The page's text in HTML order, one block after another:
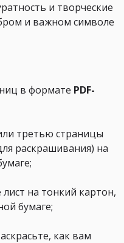
и творческие
и важном символе
в формате PDF-
третью страницы
раскрашивания) на
на тонкий картон,
бумаге;
как вам